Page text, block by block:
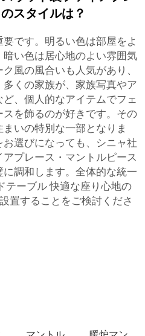
スタイルは？
です。明るい色は部屋をよ
い色は居心地のよい雰囲気
風の風合いも人気があり、
くの家族が、家族写真やア
、個人的なアイテムでフェ
を飾るのが好きです。その
いの特別な一部となりま
選びになっても、シニャ社
プレース・マントルピース
調和します。全体的な統一
テーブル快適な座り心地の
置することをご検討くださ